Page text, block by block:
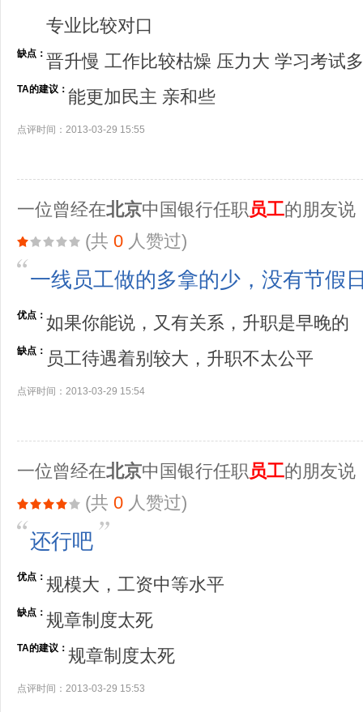
专业比较对口
缺点： 晋升慢 工作比较枯燥 压力大 学习考试
TA的建议： 能更加民主 亲和些
点评时间：2013-03-29 15:55
一位曾经在北京中国银行任职 员工的朋友说
(共 0 人赞过)
一线员工做的多拿的少，没有节假
优点： 如果你能说，又有关系，升职是早晚的
缺点： 员工待遇着别较大，升职不太公平
点评时间：2013-03-29 15:54
一位曾经在北京中国银行任职 员工的朋友说
(共 0 人赞过)
还行吧
优点： 规模大，工资中等水平
缺点： 规章制度太死
TA的建议： 规章制度太死
点评时间：2013-03-29 15:53